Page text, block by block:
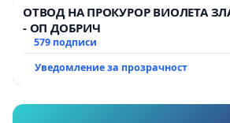
ОТВОД НА ПРОКУРОР ВИОЛЕТА
- ОП ДОБРИЧ
579 подписи
Уведомление за прозрачност